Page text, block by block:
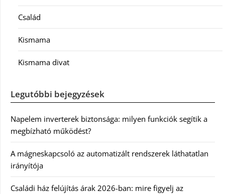
Család
Kismama
Kismama divat
Legutóbbi bejegyzések
Napelem inverterek biztonsága: milyen funkciók segítik a
megbízható működést?
A mágneskapcsoló az automatizált rendszerek láthatatlan
irányítója
Családi ház felújítás árak 2026-ban: mire figyelj az